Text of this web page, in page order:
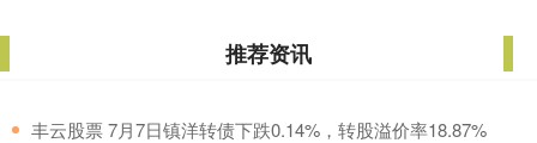
推荐资讯
​丰云股票 7月7日镇洋转债下跌0.14%，转股溢价率18.87%